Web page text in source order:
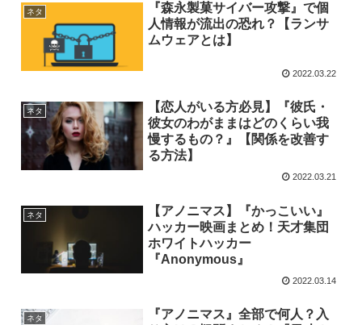
ネタ
『森永製菓サイバー攻撃』で個
人情報が流出の恐れ？【ランサ
ムウェアとは】
2022.03.22
ネタ
【恋人がいる方必見】『彼氏・
彼女のわがままはどのくらい我
慢するもの？』【関係を改善す
る方法】
2022.03.21
ネタ
【アノニマス】『かっこいい』
ハッカー映画まとめ！天才集団
ホワイトハッカー
『Anonymous』
2022.03.14
ネタ
『アノニマス』全部で何人？入